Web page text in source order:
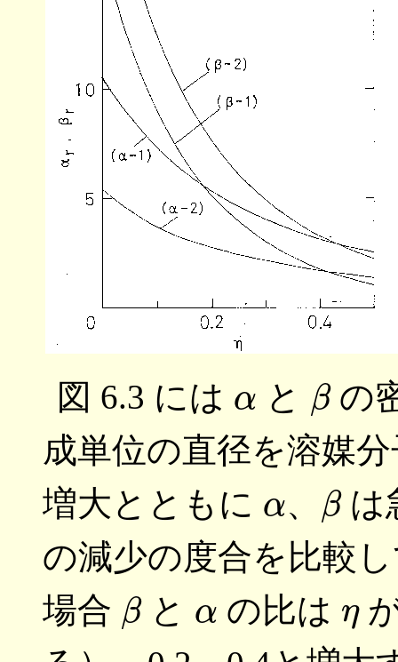
図 6.3 には と βの
成単位の直径を溶媒
増大とともに
、 βは
の減少の度合を比較
場合
βと の比は